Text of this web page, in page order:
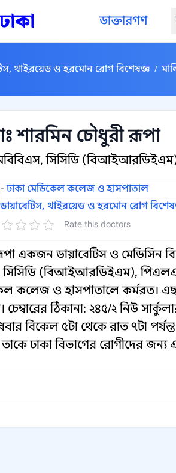
ডাক্তারগণ
থাইরয়েড ও হরমোন রোগ বিশেষজ্ঞ /
শারমিন চৌধুরী রূপা
সিসিডি
-ঢাকা মেডিকেল কলেজ ও হাসপাতাল
ডায়াবেটিস, থাইরয়েড ও হরমোন রোগ
Rate this doctors
একজন ডায়াবেটিস ও মেডিসিন
সিসিডি (বিআইআরডিইএম),
কলেজ ও হাসপাতালে কর্মরত।
চেম্বারের ঠিকানা: ২৪৫/২ নিউ
বিকেল ৫টা থেকে রাত ৭টা
তাকে ঢাকা বিভাগের রোগীদের